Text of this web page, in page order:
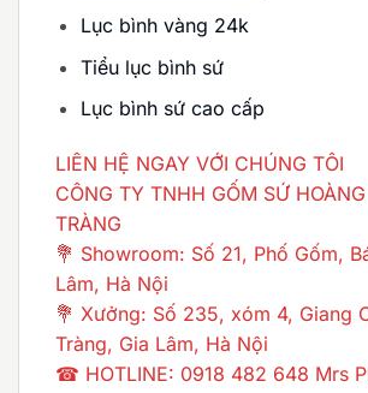
Lục bình vàng 24k
Tiểu lục bình sứ
Lục bình sứ cao cấp
LIÊN HỆ NGAY VỚI CHÚNG TÔI
CÔNG TY TNHH GỐM SỨ
TRÀNG
💐 Showroom: Số 21, Phố Gốm,
Lâm, Hà Nội
💐 Xưởng: Số 235, xóm 4, Giang
Tràng, Gia Lâm, Hà Nội
☎ HOTLINE: 0918 482 648 Mrs